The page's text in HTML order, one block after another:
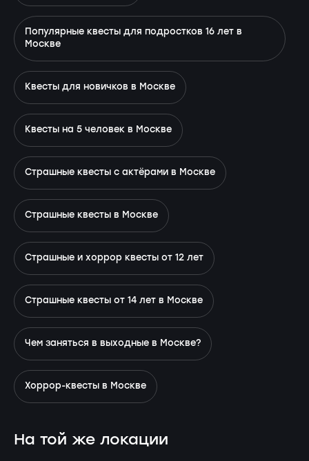
Популярные квесты для подростков 16 лет в
Москве
Квесты для новичков в Москве
Квесты на 5 человек в Москве
Страшные квесты с актёрами в Москве
Страшные квесты в Москве
Страшные и хоррор квесты от 12 лет
Страшные квесты от 14 лет в Москве
Чем заняться в выходные в Москве?
Хоррор-квесты в Москве
На той же локации